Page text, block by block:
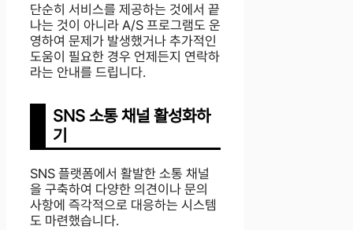
단순히 서비스를 제공하는 것에서 끝
나는 것이 아니라 A/S 프로그램도 운
영하여 문제가 발생했거나 추가적인
도움이 필요한 경우 언제든지 연락하
라는 안내를 드립니다.
SNS 소통 채널 활성화하
기
SNS 플랫폼에서 활발한 소통 채널
을 구축하여 다양한 의견이나 문의
사항에 즉각적으로 대응하는 시스템
도 마련했습니다.